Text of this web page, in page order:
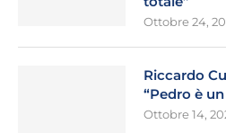
Ottobre 24,
Riccardo
“Pedro è
Ottobre 14,